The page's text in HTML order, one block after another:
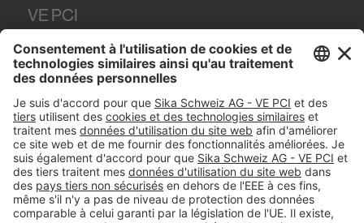
VE PCI
Tüffenwies 16
8048Zürich
Tel. +41 (58) 436 21 21
#PCI